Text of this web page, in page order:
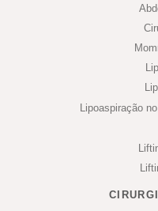
Lipoaspiração